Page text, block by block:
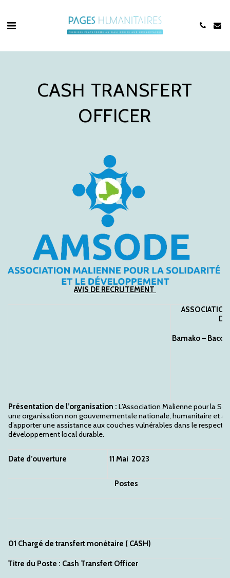
CASH TRANSFERT
OFFICER
AVIS DE RECRUTEMENT
Bamako – Baco
Présentation de l’organisation : L’Association Malienne pour la
une organisation non gouvernementale nationale, humanitaire et à
d’apporter une assistance aux couches vulnérables dans le respect
développement local durable.
Date d’ouverture 11 Mai 2023
Postes
01 Chargé de transfert monétaire ( CASH)
Titre du Poste : Cash Transfert Officer